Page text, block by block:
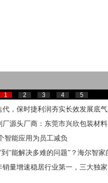
1 2 3 4 5
代，保时捷利润夯实长效发展底气
智能应用为员工减负